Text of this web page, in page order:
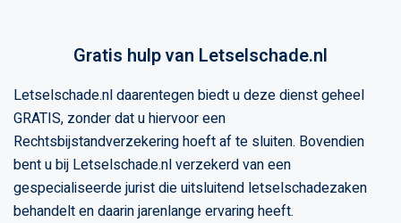
Gratis hulp van Letselschade.nl
Letselschade.nl daarentegen biedt u deze dienst geheel
GRATIS, zonder dat u hiervoor een
Rechtsbijstandverzekering hoeft af te sluiten. Bovendien
bent u bij Letselschade.nl verzekerd van een
gespecialiseerde jurist die uitsluitend letselschadezaken
behandelt en daarin jarenlange ervaring heeft.